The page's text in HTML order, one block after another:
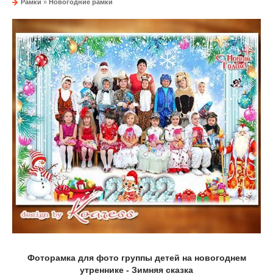
Рамки » Новогодние рамки
Фоторамка для фото группы детей на новогоднем
утреннике - Зимняя сказка